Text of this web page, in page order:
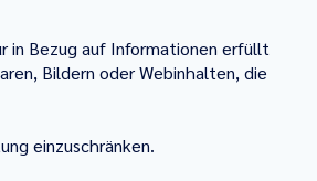
in Bezug auf Informationen erfüllt
Bildern oder Webinhalten, die
einzuschränken.